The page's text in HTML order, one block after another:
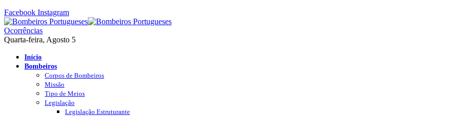
Facebook Instagram
Ocorrências
Quarta-feira, Agosto 5
Início
Bombeiros
Corpos de Bombeiros
Missão
Tipo de Meios
Legislação
Legislação Estruturante